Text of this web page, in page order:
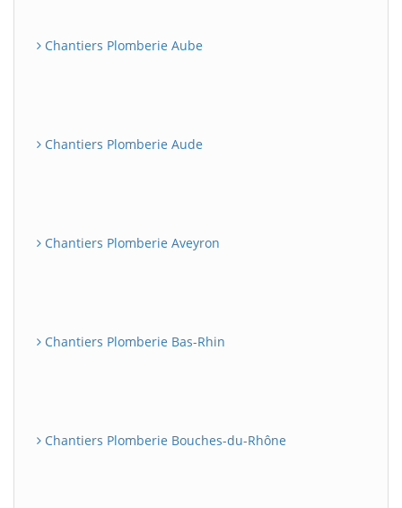
Chantiers Plomberie Aube
Chantiers Plomberie Aude
Chantiers Plomberie Aveyron
Chantiers Plomberie Bas-Rhin
Chantiers Plomberie Bouches-du-Rhône